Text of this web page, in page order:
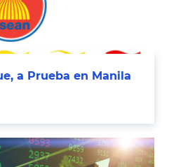
a Prueba en Manila